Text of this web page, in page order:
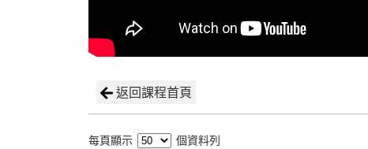
返回課程首頁
每頁顯示 個資料列